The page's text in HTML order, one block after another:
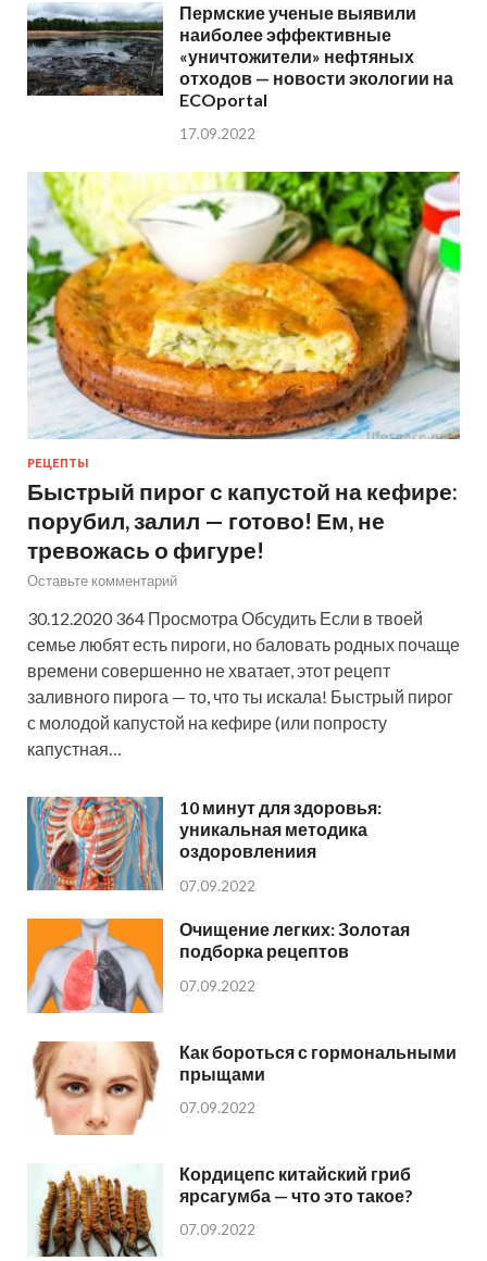
Пермские ученые выявили
наиболее эффективные
«уничтожители» нефтяных
отходов — новости экологии на
ECOportal
17.09.2022
РЕЦЕПТЫ
Быстрый пирог с капустой на кефире:
порубил, залил — готово! Ем, не
тревожась о фигуре!
Оставьте комментарий
30.12.2020 364 Просмотра Обсудить Если в твоей
семье любят есть пироги, но баловать родных почаще
времени совершенно не хватает, этот рецепт
заливного пирога — то, что ты искала! Быстрый пирог
с молодой капустой на кефире (или попросту
капустная…
10 минут для здоровья:
уникальная методика
оздоровлениия
07.09.2022
Очищение легких: Золотая
подборка рецептов
07.09.2022
Как бороться с гормональными
прыщами
07.09.2022
Кордицепс китайский гриб
ярсагумба — что это такое?
07.09.2022